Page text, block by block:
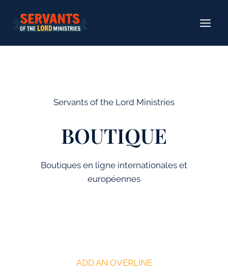
contenu
Servants of the Lord Ministries
BOUTIQUE
Boutiques en ligne internationales et
européennes
ADD AN OVERLINE